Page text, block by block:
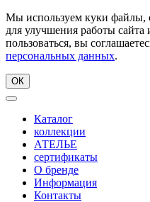
Мы используем куки файлы,
для улучшения работы
пользоваться, вы
персональных данных.
ОК
Каталог
коллекции
АТЕЛЬЕ
сертификаты
О бренде
Информация
Контакты